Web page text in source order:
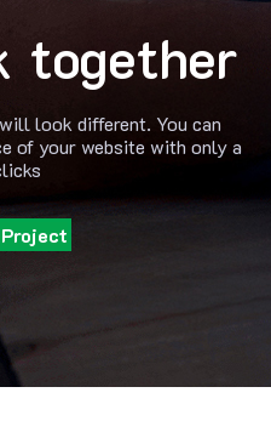
together
look different. You can
of your website with only a